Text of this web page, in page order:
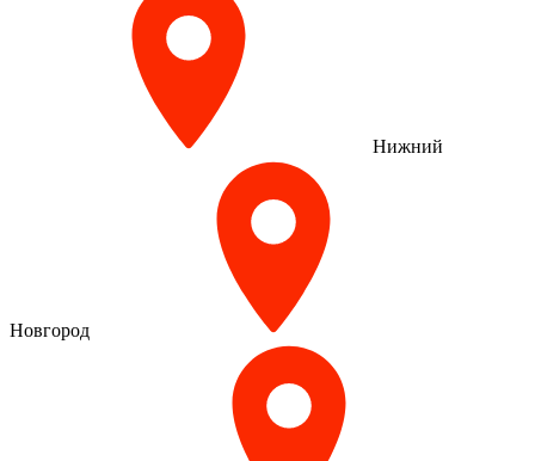
Нижний
Новгород